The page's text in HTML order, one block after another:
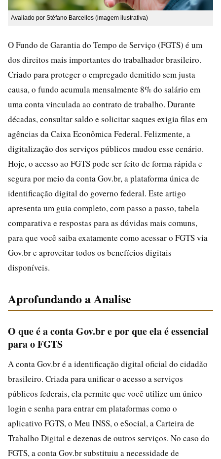
Avaliado por Stéfano Barcellos (imagem ilustrativa)
O Fundo de Garantia do Tempo de Serviço (FGTS) é um
dos direitos mais importantes do trabalhador brasileiro.
Criado para proteger o empregado demitido sem justa
causa, o fundo acumula mensalmente 8% do salário em
uma conta vinculada ao contrato de trabalho. Durante
décadas, consultar saldo e solicitar saques exigia filas em
agências da Caixa Econômica Federal. Felizmente, a
digitalização dos serviços públicos mudou esse cenário.
Hoje, o acesso ao FGTS pode ser feito de forma rápida e
segura por meio da conta Gov.br, a plataforma única de
identificação digital do governo federal. Este artigo
apresenta um guia completo, com passo a passo, tabela
comparativa e respostas para as dúvidas mais comuns,
para que você saiba exatamente como acessar o FGTS via
Gov.br e aproveitar todos os benefícios digitais
disponíveis.
Aprofundando a Analise
O que é a conta Gov.br e por que ela é essencial
para o FGTS
A conta Gov.br é a identificação digital oficial do cidadão
brasileiro. Criada para unificar o acesso a serviços
públicos federais, ela permite que você utilize um único
login e senha para entrar em plataformas como o
aplicativo FGTS, o Meu INSS, o eSocial, a Carteira de
Trabalho Digital e dezenas de outros serviços. No caso do
FGTS, a conta Gov.br substituiu a necessidade de